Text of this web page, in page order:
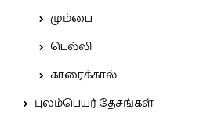
மும்பை
டெல்லி
காரைக்கால்
புலம்பெயர் தேசங்கள்